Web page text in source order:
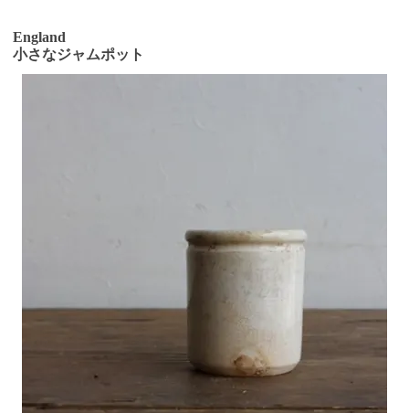
England
小さなジャムポット